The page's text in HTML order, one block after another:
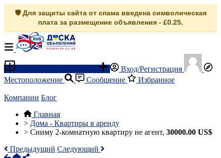
🛡️ Для защиты сайта от спама введена символическая
плата за размещение объявления - £0.25.
Вход/Регистрация
Местоположение
Сообщение Избранное
Компании Блог
Главная
> Дома - Квартиры в аренду
> Сниму 2-комнатную квартиру не агент, 30000.00 US$
Предыдущий Следующий